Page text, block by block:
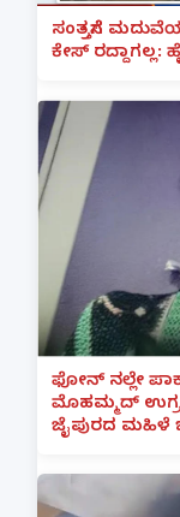
ಸಂತ್ರಸ್ತೆಗೆ
ಕೇಸ್
ಫೋನ್ ನಲ್ಲೇ
ಮೊಹಮ್ಮದ್
ಜೈಪುರದ ಮಹಿಳೆ